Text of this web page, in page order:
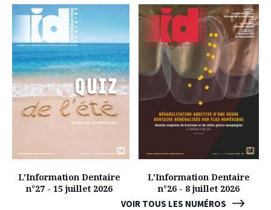
VOIR TOUS LES NUMÉROS
L'Information Dentaire
n°27 - 15 juillet 2026
L'Information Dentaire
n°26 - 8 juillet 2026